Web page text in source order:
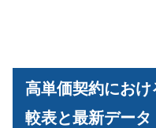
高単価契約にお
較表と最新データ